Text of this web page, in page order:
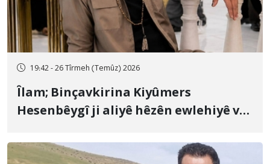
19:42 - 26 Tîrmeh (Temûz) 2026
Îlam; Binçavkirina Kiyûmers
Hesenbêygî ji aliyê hêzên ewlehiyê ve